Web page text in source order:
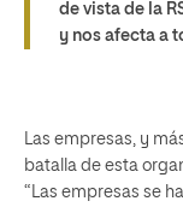
de vista de la
y nos afecta a
Las empresas, y
batalla de esta
“Las empresas se